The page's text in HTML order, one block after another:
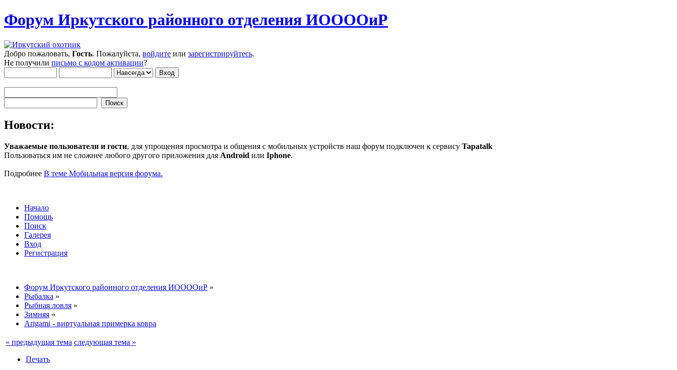
Форум Иркутского районного отделения ИООООиР
Добро пожаловать, Гость. Пожалуйста, войдите или зарегистрируйтесь.
Не получили письмо с кодом активации?
Новости:
Уважаемые пользователи и гости, для упрощения просмотра и общения с мобильных устройств наш форум подключен к сервису Tapatalk
Пользоваться им не сложнее любого другого приложения для Android или Iphone.
Подробнее В теме Мобильная версия форума.
Начало
Помощь
Поиск
Галерея
Вход
Регистрация
Форум Иркутского районного отделения ИООООиР »
Рыбалка »
Рыбная ловля »
Зимняя »
Arigami - виртуальная примерка ковра
« предыдущая тема следующая тема »
Печать